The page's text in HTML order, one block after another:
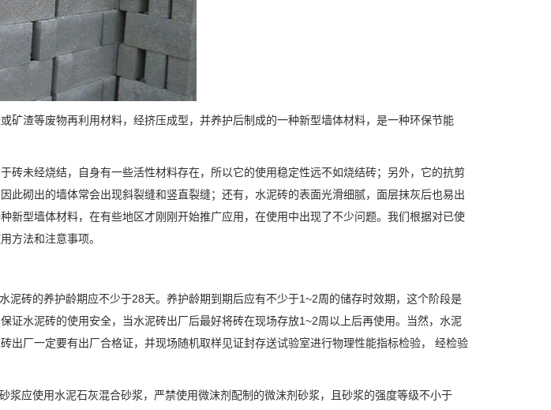
矿渣等废物再利用材料，经挤压成型，并养护后制成的一种新型墙体材料，是一种环保节能
砖未经烧结，自身有一些活性材料存在，所以它的使用稳定性远不如烧结砖；另外，它的抗剪
此砌出的墙体常会出现斜裂缝和竖直裂缝；还有，水泥砖的表面光滑细腻，面层抹灰后也易出
新型墙体材料，在有些地区才刚刚开始推广应用，在使用中出现了不少问题。我们根据对已使
方法和注意事项。
泥砖的养护龄期应不少于28天。养护龄期到期后应有不少于1~2周的储存时效期，这个阶段是
证水泥砖的使用安全，当水泥砖出厂后最好将砖在现场存放1~2周以上后再使用。当然，水泥
出厂一定要有出厂合格证，并现场随机取样见证封存送试验室进行物理性能指标检验， 经检验
浆应使用水泥石灰混合砂浆，严禁使用微沫剂配制的微沫剂砂浆，且砂浆的强度等级不小于